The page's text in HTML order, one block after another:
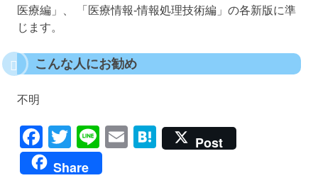
医療編」、 「医療情報-情報処理技術編」の各新版に準
じます。
こんな人にお勧め
不明
Facebook
TwitterLineEmailHatena
Post
Share